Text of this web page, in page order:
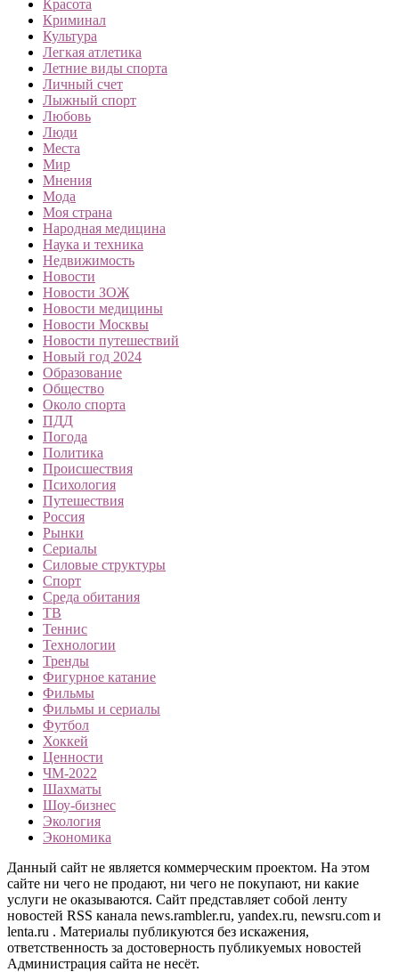
Красота
Криминал
Культура
Легкая атлетика
Летние виды спорта
Личный счет
Лыжный спорт
Любовь
Люди
Места
Мир
Мнения
Мода
Моя страна
Народная медицина
Наука и техника
Недвижимость
Новости
Новости ЗОЖ
Новости медицины
Новости Москвы
Новости путешествий
Новый год 2024
Образование
Общество
Около спорта
ПДД
Погода
Политика
Происшествия
Психология
Путешествия
Россия
Рынки
Сериалы
Силовые структуры
Спорт
Среда обитания
ТВ
Теннис
Технологии
Тренды
Фигурное катание
Фильмы
Фильмы и сериалы
Футбол
Хоккей
Ценности
ЧМ-2022
Шахматы
Шоу-бизнес
Экология
Экономика
Данный сайт не является коммерческим проектом. На этом
сайте ни чего не продают, ни чего не покупают, ни какие
услуги не оказываются. Сайт представляет собой ленту
новостей RSS канала news.rambler.ru, yandex.ru, newsru.com и
lenta.ru . Материалы публикуются без искажения,
ответственность за достоверность публикуемых новостей
Администрация сайта не несёт.